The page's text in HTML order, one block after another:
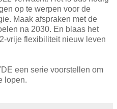
op te werpen voor de
Maak afspraken met de
na 2030. En blaas het
vrije flexibiliteit nieuw leven
een serie voorstellen om
lopen.